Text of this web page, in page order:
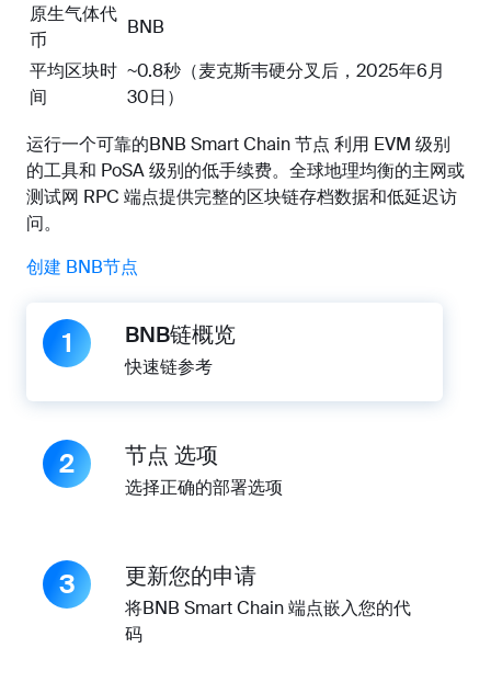
原生气体代
币
BNB
平均区块时
间
~0.8秒（麦克斯韦硬分叉后，2025年6月
30日）
运行一个可靠的BNB Smart Chain 节点 利用 EVM 级别
的工具和 PoSA 级别的低手续费。全球地理均衡的主网或
测试网 RPC 端点提供完整的区块链存档数据和低延迟访
问。
创建 BNB节点
1 BNB链概览
快速链参考
2 节点 选项
选择正确的部署选项
3 更新您的申请
将BNB Smart Chain 端点嵌入您的代
码